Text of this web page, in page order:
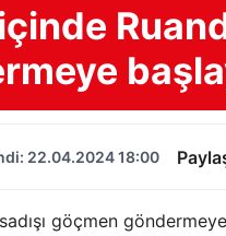
22.04.2024 18:00
göçmen